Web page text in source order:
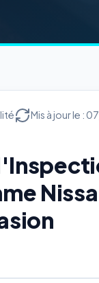
Mis à jour le :